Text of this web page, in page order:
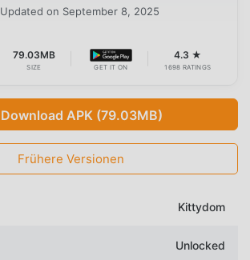
Updated on September 8, 2025
79.03MB
SIZE GET IT ON
4.3 ★
1698 RATINGS
Download APK (79.03MB)
Frühere Versionen
Kittydom
Unlocked